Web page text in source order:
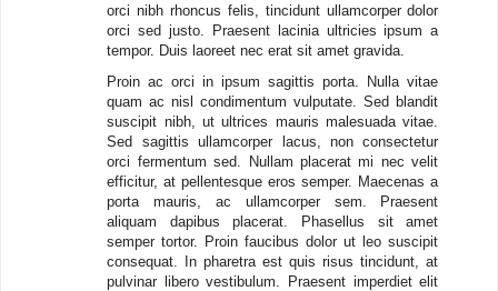
orci nibh rhoncus felis, tincidunt ullamcorper dolor
orci sed justo. Praesent lacinia ultricies ipsum a
tempor. Duis laoreet nec erat sit amet gravida.
Proin ac orci in ipsum sagittis porta. Nulla vitae
quam ac nisl condimentum vulputate. Sed blandit
suscipit nibh, ut ultrices mauris malesuada vitae.
Sed sagittis ullamcorper lacus, non consectetur
orci fermentum sed. Nullam placerat mi nec velit
efficitur, at pellentesque eros semper. Maecenas a
porta mauris, ac ullamcorper sem. Praesent
aliquam dapibus placerat. Phasellus sit amet
semper tortor. Proin faucibus dolor ut leo suscipit
consequat. In pharetra est quis risus tincidunt, at
pulvinar libero vestibulum. Praesent imperdiet elit